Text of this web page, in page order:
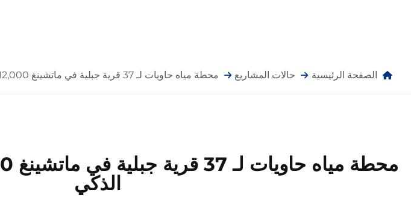
الصفحة الرئيسية حالات المشاريع محطة مياه حاويات لـ 37 قرية جبلية في ماتشينغ 12,000 م3 / يوم نظام UF الذكي
الذكي